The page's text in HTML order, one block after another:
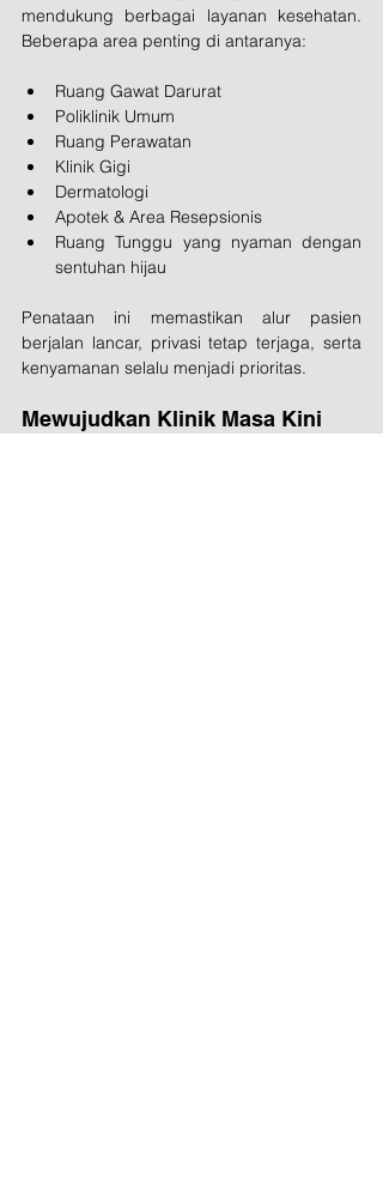
mendukung berbagai layanan kesehatan.
Beberapa area penting di antaranya:
Ruang Gawat Darurat
Poliklinik Umum
Ruang Perawatan
Klinik Gigi
Dermatologi
Apotek & Area Resepsionis
Ruang Tunggu yang nyaman dengan
sentuhan hijau
Penataan ini memastikan alur pasien
berjalan lancar, privasi tetap terjaga, serta
kenyamanan selalu menjadi prioritas.
Mewujudkan Klinik Masa Kini